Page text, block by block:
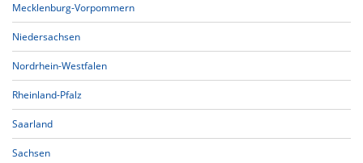
Mecklenburg-Vorpommern
Niedersachsen
Nordrhein-Westfalen
Rheinland-Pfalz
Saarland
Sachsen